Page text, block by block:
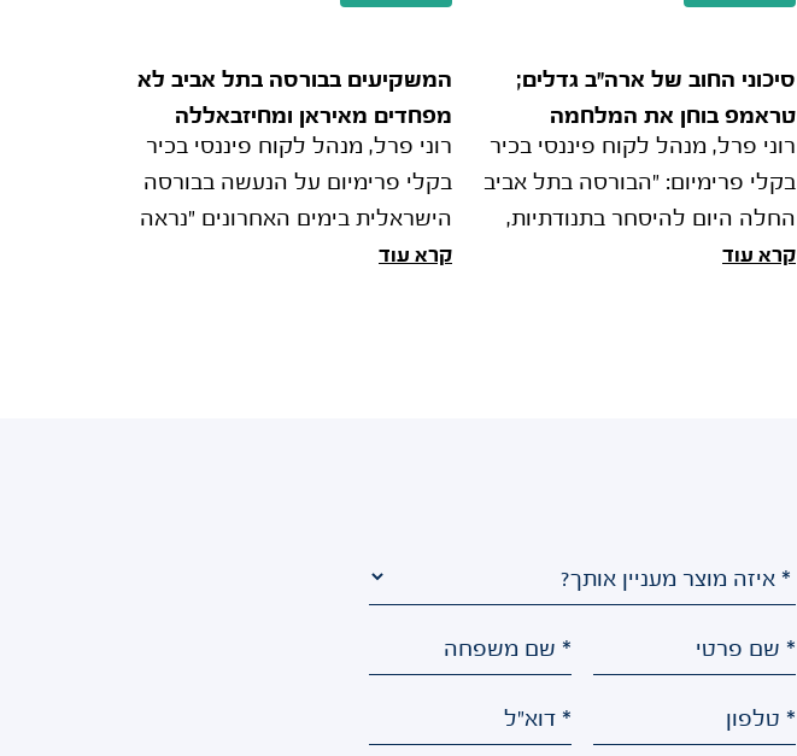
סיכוני החוב של ארה"ב גדלים;
טראמפ בוחן את המלחמה
בעיניים כלכליות
רוני פרל, מנהל לקוח פיננסי בכיר
בקלי פרימיום: "הבורסה בתל אביב
החלה היום להיסחר בתנודתיות,
שבהמשך התחלפה למגמה
קרא עוד
המשקיעים בבורסה בתל אביב לא
מפחדים מאיראן ומחיזבאללה
רוני פרל, מנהל לקוח פיננסי בכיר
בקלי פרימיום על הנעשה בבורסה
הישראלית בימים האחרונים "נראה
כי המשקיעים לא מפחדים מאיראן
קרא עוד
* שם פרטי * שם משפחה
* טלפון * דוא"ל